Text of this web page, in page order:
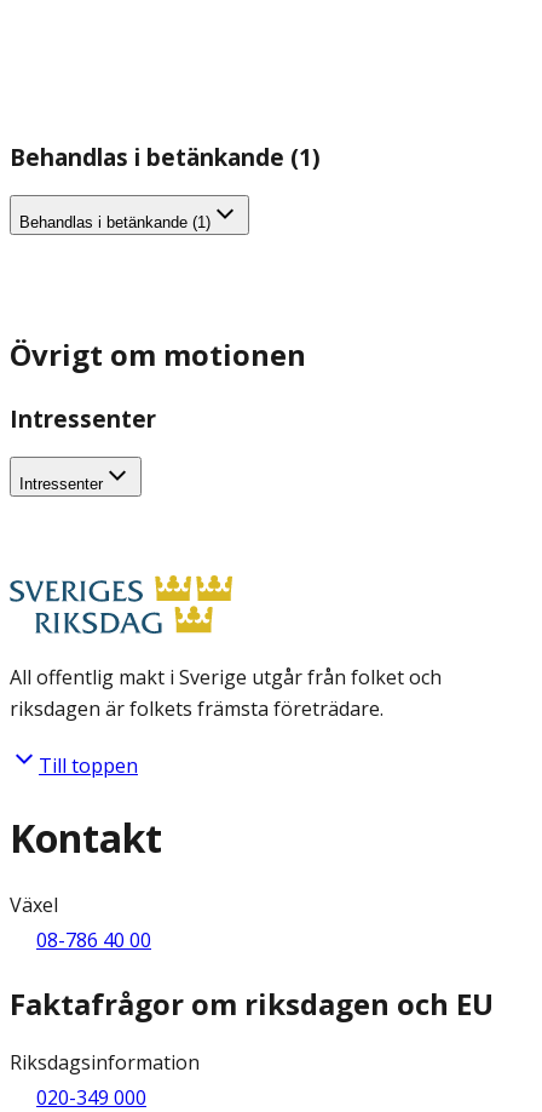
Behandlas i betänkande (1)
Behandlas i betänkande (1)
Övrigt om motionen
Intressenter
Intressenter
All offentlig makt i Sverige utgår från folket och
riksdagen är folkets främsta företrädare.
Till toppen
Kontakt
Växel
08-786 40 00
Faktafrågor om riksdagen och EU
Riksdagsinformation
020-349 000